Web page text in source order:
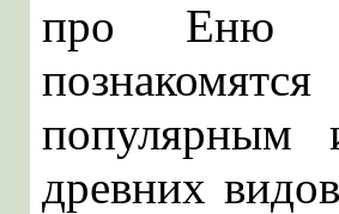
про Еню
древних